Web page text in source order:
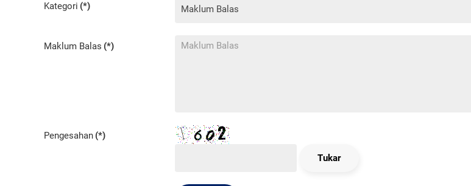
Kategori (*)
Maklum Balas (*)
Pengesahan (*)
Tukar